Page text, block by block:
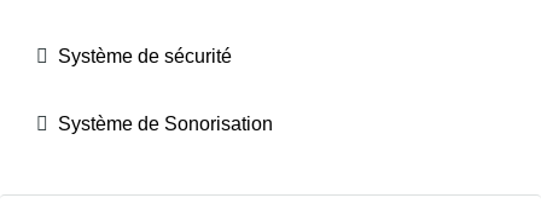
Système de sécurité
Système de Sonorisation